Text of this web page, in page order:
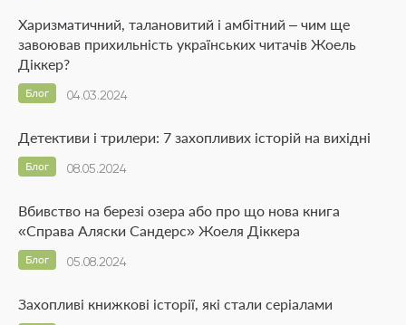
Харизматичний, талановитий і амбітний – чим ще
завоював прихильність українських читачів Жоель
Діккер?
04.03.2024
Блог
Детективи і трилери: 7 захопливих історій на вихідні
08.05.2024
Блог
Вбивство на березі озера або про що нова книга
«Справа Аляски Сандерс» Жоеля Діккера
05.08.2024
Блог
Захопливі книжкові історії, які стали серіалами